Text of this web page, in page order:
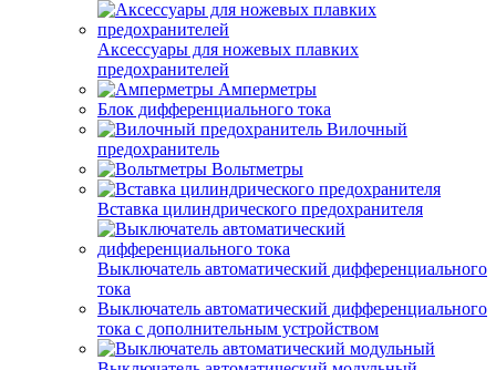
Аксессуары для ножевых плавких
предохранителей
Амперметры
Блок дифференциального тока
Вилочный
предохранитель
Вольтметры
Вставка цилиндрического предохранителя
Выключатель автоматический дифференциального
тока
Выключатель автоматический дифференциального
тока с дополнительным устройством